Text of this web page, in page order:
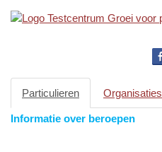
Particulieren Organisaties
Informatie over beroepen